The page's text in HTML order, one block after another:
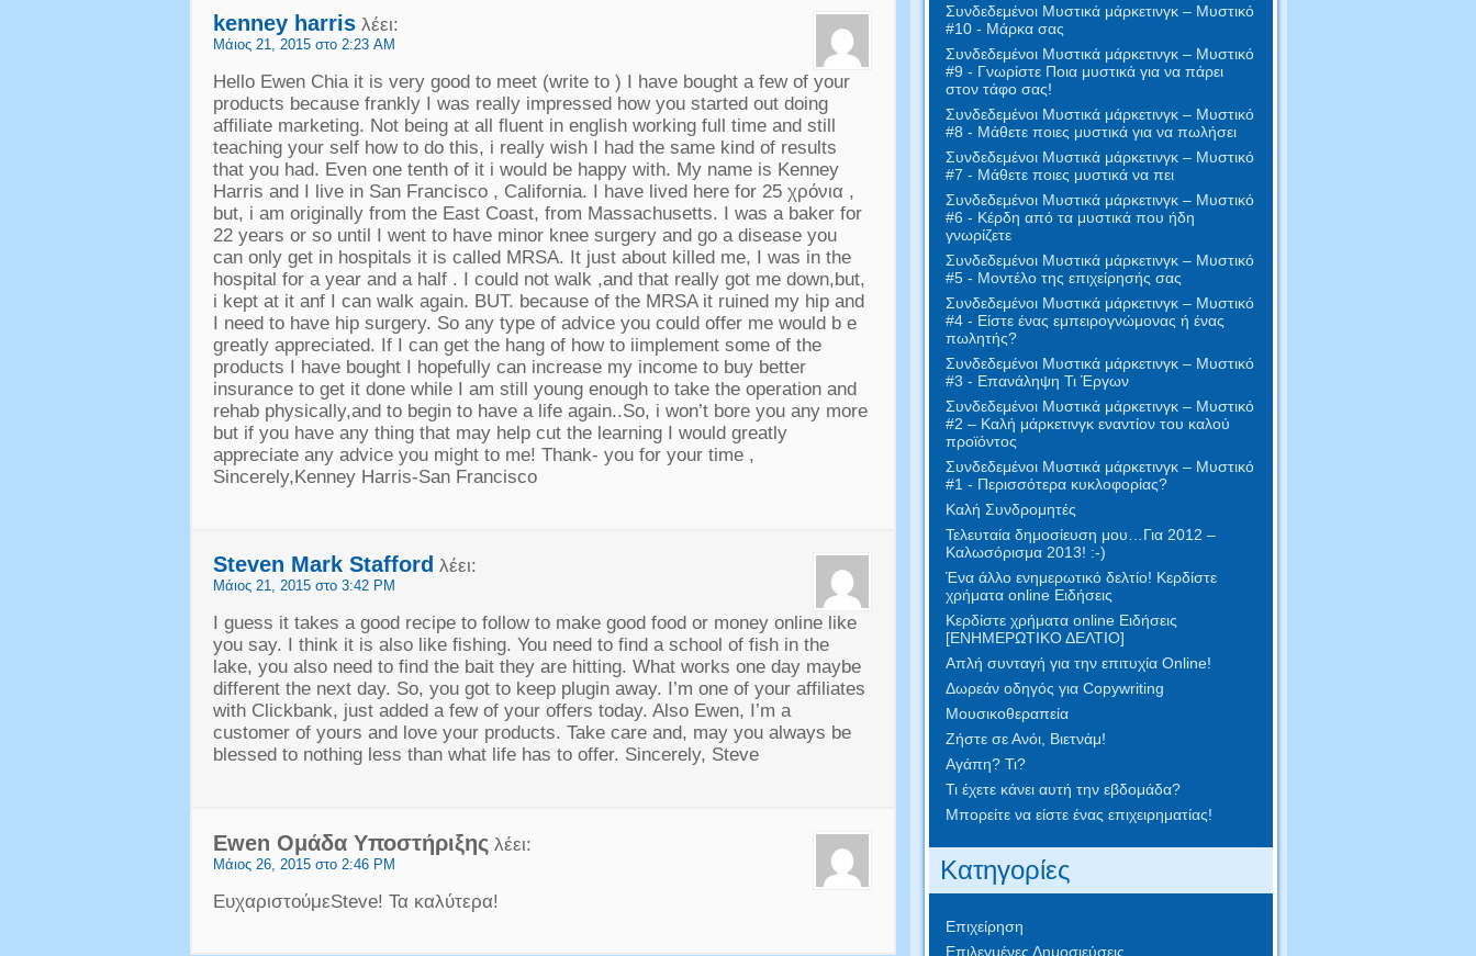
kenney harris λέει:
Μάιος 21, 2015 στο 2:23 AM
Hello Ewen Chia it is very good to meet (write to ) I have bought a few of your
products because frankly I was really impressed how you started out doing
affiliate marketing. Not being at all fluent in english working full time and still
teaching your self how to do this, i really wish I had the same kind of results
that you had. Even one tenth of it i would be happy with. My name is Kenney
Harris and I live in San Francisco , California. I have lived here for 25 χρόνια ,
but, i am originally from the East Coast,from Massachusetts. I was a baker for
22years or so until I went to have minor knee surgery and go a disease you
can only get in hospitals it is called MRSA. It just about killed me, I was in the
hospital for a year and a half . I could not walk ,and that really got me down,but,
i kept at it anf I can walk again. BUT. because of the MRSA it ruined my hip and
I need to have hip surgery. So any type of advice you could offer me would b e
greatly appreciated. If I can get the hang of how to iimplement some of the
products I have bought I hopefully can increase my income to buy better
insurance to get it done while I am still young enough to take the operation and
rehab physically,and to begin to have a life again..So, i won’t bore you any more
but if you have any thing that may help cut the learning I would greatly
appreciate any advice you might to me!Thank-you for your time ,
Sincerely,Kenney Harris-San Francisco
Steven Mark Stafford λέει:
Μάιος 21, 2015 στο 3:42 PM
I guess it takes a good recipe to follow to make good food or money online like
you say. I think it is also like fishing.You need to find a school of fish in the
lake,you also need to find the bait they are hitting.What works one day maybe
different the next day. So,you got to keep plugin away.
I’m one of your affiliates
with Clickbank, just added a few of your offers today.Also Ewen,
I’m a
customer of yours and love your products.Take care and, may you always be
blessed to nothing less than what life has to offer. Sincerely, Steve
Ewen Ομάδα Υποστήριξης λέει:
Μάιος 26, 2015 στο 2:46 PM
ΕυχαριστούμεSteve! Τα καλύτερα!
Συνδεδεμένοι Μυστικά μάρκετινγκ – Μυστικό
#10 - Μάρκα σας
Συνδεδεμένοι Μυστικά μάρκετινγκ – Μυστικό
#9 - Γνωρίστε Ποια μυστικά για να πάρει
στον τάφο σας!
Συνδεδεμένοι Μυστικά μάρκετινγκ – Μυστικό
#8 - Μάθετε ποιες μυστικά για να πωλήσει
Συνδεδεμένοι Μυστικά μάρκετινγκ – Μυστικό
#7 - Μάθετε ποιες μυστικά να πει
Συνδεδεμένοι Μυστικά μάρκετινγκ – Μυστικό
#6 - Κέρδη από τα μυστικά που ήδη
γνωρίζετε
Συνδεδεμένοι Μυστικά μάρκετινγκ – Μυστικό
#5 - Μοντέλο της επιχείρησής σας
Συνδεδεμένοι Μυστικά μάρκετινγκ – Μυστικό
#4 - Είστε ένας εμπειρογνώμονας ή ένας
πωλητής?
Συνδεδεμένοι Μυστικά μάρκετινγκ – Μυστικό
#3 - Επανάληψη Τι Έργων
Συνδεδεμένοι Μυστικά μάρκετινγκ – Μυστικό
#2 – Καλή μάρκετινγκ εναντίον του καλού
προϊόντος
Συνδεδεμένοι Μυστικά μάρκετινγκ – Μυστικό
#1 - Περισσότερα κυκλοφορίας?
Καλή Συνδρομητές
Τελευταία δημοσίευση μου…Για 2012 –
Καλωσόρισμα 2013! :-)
Ένα άλλο ενημερωτικό δελτίο! Κερδίστε
χρήματα online Ειδήσεις
Κερδίστε χρήματα online Ειδήσεις
[ΕΝΗΜΕΡΩΤΙΚΟ ΔΕΛΤΙΟ]
Απλή συνταγή για την επιτυχία Online!
Δωρεάν οδηγός για Copywriting
Μουσικοθεραπεία
Ζήστε σε Ανόι, Βιετνάμ!
Αγάπη? Τι?
Τι έχετε κάνει αυτή την εβδομάδα?
Μπορείτε να είστε ένας επιχειρηματίας!
Κατηγορίες
Επιχείρηση
Επιλεγμένες Δημοσιεύσεις